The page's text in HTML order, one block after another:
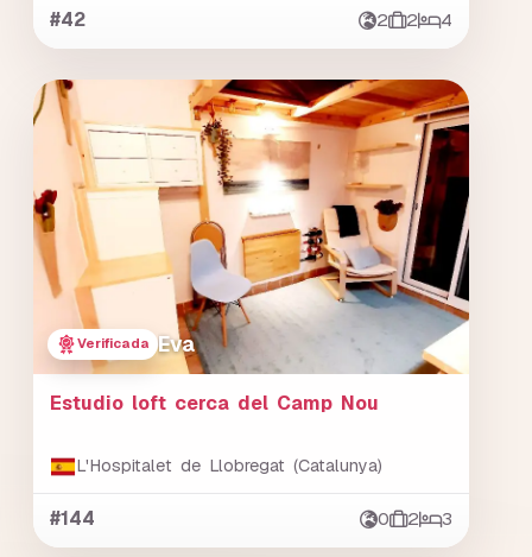
#42 2 2 4
Verificada Eva
Estudio loft cerca del Camp Nou
L'Hospitalet de Llobregat (Catalunya)
#144 0 2 3